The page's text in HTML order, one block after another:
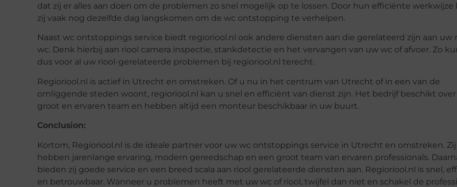
dat zij er alles aan doen om de problemen zo snel mogelijk op te lossen. Door hun efficiënte
zij vaak nog dezelfde dag langskomen om de wc ontstopping te verhelpen.
Naast wc ontstoppings service biedt regioriool.nl ook andere diensten aan die gerelateerd zijn aan uw
wc. Denk hierbij aan riool camera inspectie, stankdetectie en het vervangen van uw wc of afvoer. Zo
dus voor al uw riool-gerelateerde problemen bij regioriool.nl terecht.
Regioriool.nl is actief in Utrecht en omstreken. Of u nu in het centrum van Utrecht of in een van de
omliggende steden woont, regioriool.nl kan u snel en efficiënt van dienst zijn. Het bedrijf beschikt
groot en ervaren team en hebben altijd een monteur beschikbaar in uw buurt.
Conclusion:
Kortom, Regioriool.nl is de ideale partner voor uw wc ontstoppings service in Utrecht en omstreken. Zij
hebben jarenlange ervaring, modern gereedschap en een groot team van ervaren professionals.
bieden zij goede service en een breed scala aan riool gerelateerde diensten aan. Regioriool.nl is snel,
en betrouwbaar. Wanneer u problemen heeft met uw wc of riool, twijfel dan niet en schakel de